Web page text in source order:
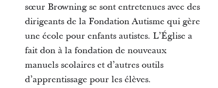
sœur Browning se sont entretenues avec des
dirigeants de la Fondation Autisme qui gère
une école pour enfants autistes. L’Église a
fait don à la fondation de nouveaux
manuels scolaires et d’autres outils
d’apprentissage pour les élèves.